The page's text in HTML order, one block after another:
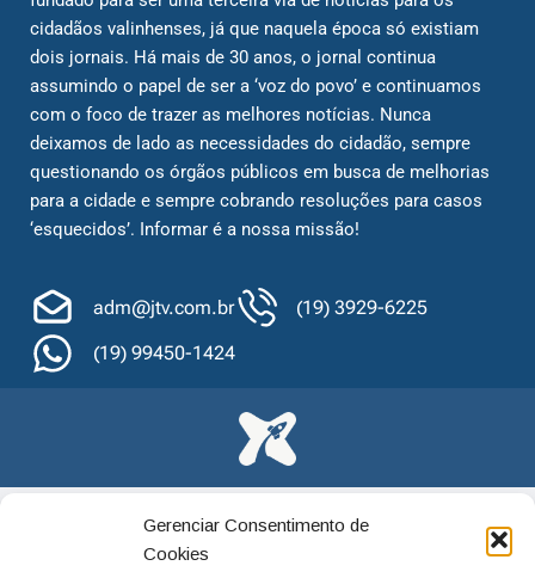
Gerenciar Consentimento de
Cookies
cidadãos valinhenses, já que naquela época só existiam
dois jornais. Há mais de 30 anos, o jornal continua
assumindo o papel de ser a ‘voz do povo’ e continuamos
com o foco de trazer as melhores notícias. Nunca
deixamos de lado as necessidades do cidadão, sempre
questionando os órgãos públicos em busca de melhorias
para a cidade e sempre cobrando resoluções para casos
‘esquecidos’. Informar é a nossa missão!
adm@jtv.com.br
(19) 3929-6225
(19) 99450-1424